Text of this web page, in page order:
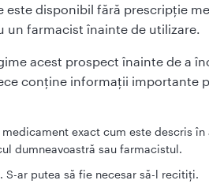
este disponibil fără prescripție
un farmacist înainte de utilizare.
acest prospect înainte de a
conține informații importante
exact cum este descris în
dumneavoastră sau farmacistul.
S-ar putea să fie necesar să-l recitiți.